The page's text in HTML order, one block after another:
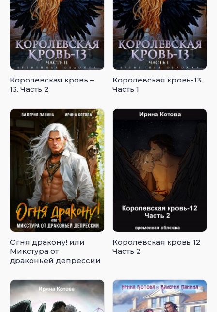
Королевская кровь –
13. Часть 2
Королевская кровь-13.
Часть 1
Огня дракону! или
Микстура от
драконьей депрессии
Королевская кровь 12.
Часть 2